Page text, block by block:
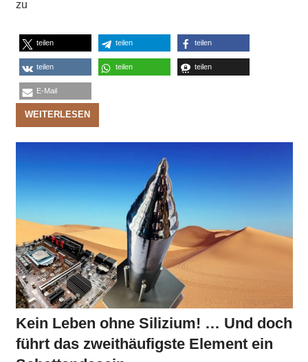
zu
teilen teilen teilen
teilen teilen teilen
E-Mail
WEITERLESEN
Kein Leben ohne Silizium! … Und doch
führt das zweithäufigste Element ein